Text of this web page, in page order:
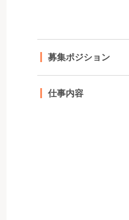
募集ポジション
仕事内容